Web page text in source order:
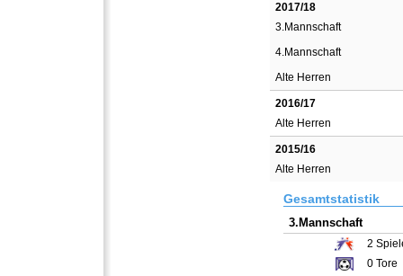
2017/18
3.Mannschaft
4.Mannschaft
Alte Herren
2016/17
Alte Herren
2015/16
Alte Herren
Gesamtstatistik
3.Mannschaft
2
0 Tore